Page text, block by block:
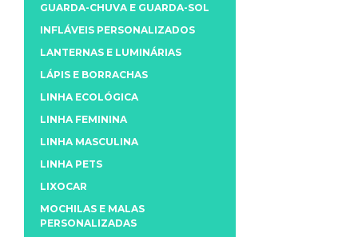
GUARDA-CHUVA E GUARDA-SOL
INFLÁVEIS PERSONALIZADOS
LANTERNAS E LUMINÁRIAS
LÁPIS E BORRACHAS
LINHA ECOLÓGICA
LINHA FEMININA
LINHA MASCULINA
LINHA PETS
LIXOCAR
MOCHILAS E MALAS
PERSONALIZADAS